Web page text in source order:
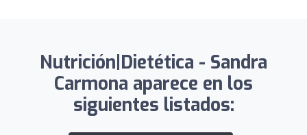
Nutrición|Dietética - Sandra
Carmona aparece en los
siguientes listados: